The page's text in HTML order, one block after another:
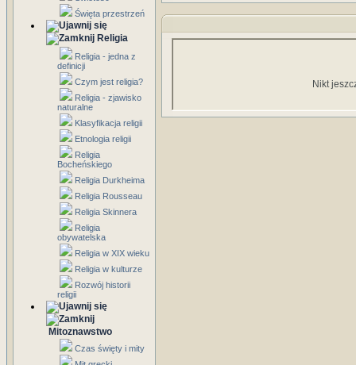
Święta przestrzeń
Religia
Religia - jedna z
definicji
Czym jest religia?
Religia - zjawisko
naturalne
Klasyfikacja religii
Etnologia religii
Religia
Bocheńskiego
Religia Durkheima
Religia Rousseau
Religia Skinnera
Religia
obywatelska
Religia w XIX wieku
Religia w kulturze
Rozwój historii
religii
Mitoznawstwo
Czas święty i mity
Nikt